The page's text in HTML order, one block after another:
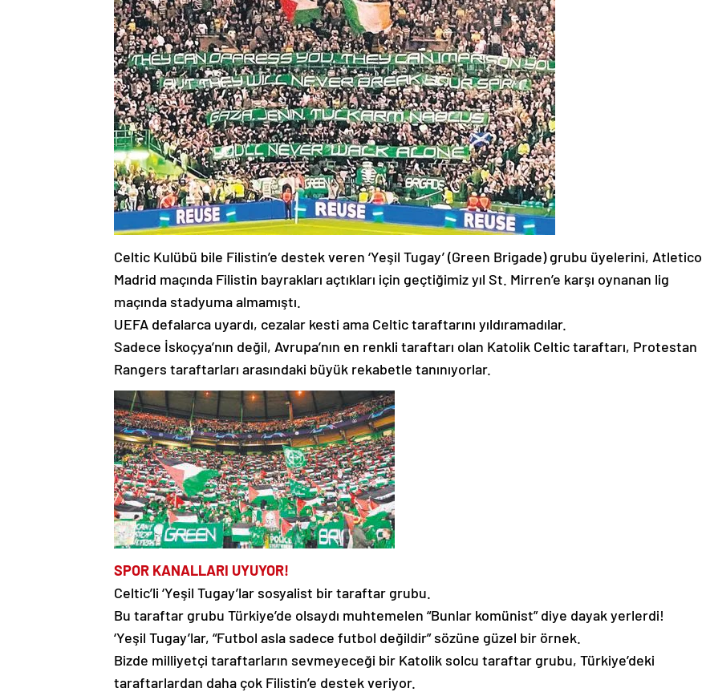
Celtic Kulübü bile Filistin’e destek veren ‘Yeşil Tugay’ (Green Brigade) grubu üyelerini, Atletico
Madrid maçında Filistin bayrakları açtıkları için geçtiğimiz yıl St. Mirren’e karşı oynanan lig
maçında stadyuma almamıştı.
UEFA defalarca uyardı, cezalar kesti ama Celtic taraftarını yıldıramadılar.
Sadece İskoçya’nın değil, Avrupa’nın en renkli taraftarı olan Katolik Celtic taraftarı, Protestan
Rangers taraftarları arasındaki büyük rekabetle tanınıyorlar.
SPOR KANALLARI UYUYOR!
Celtic’li ‘Yeşil Tugay’lar sosyalist bir taraftar grubu.
Bu taraftar grubu Türkiye’de olsaydı muhtemelen “Bunlar komünist” diye dayak yerlerdi!
‘Yeşil Tugay’lar, “Futbol asla sadece futbol değildir” sözüne güzel bir örnek.
Bizde milliyetçi taraftarların sevmeyeceği bir Katolik solcu taraftar grubu, Türkiye’deki
taraftarlardan daha çok Filistin’e destek veriyor.